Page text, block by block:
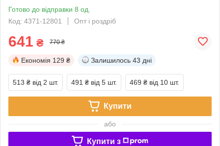
Готово до відправки 8 од.
Код: 4371-12801
Опт і роздріб
641 ₴ 770 ₴
Економія 129 ₴ Залишилось 43 дні
513 ₴ від 2 шт. 491 ₴ від 5 шт. 469 ₴ від 10 шт.
Купити
або
Купити з